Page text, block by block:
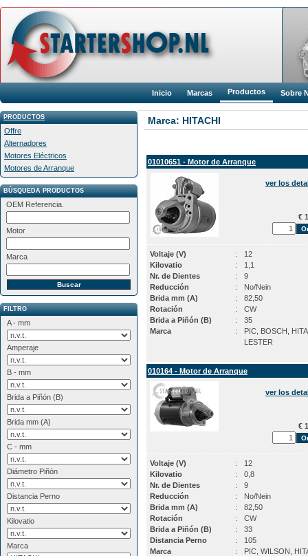
Inicio Marcas Productos Sobre
PRODUCTOS
Offre
Alternadores
Motores Eléctricos
Motores de Arranque
BÚSQUEDA PRODUCTOS
OEM Referencia.
Motor
Marca
FILTRO
A - mm
Amperaje
B - mm
Brida a Piñón (B)
Brida mm (A)
C - mm
Diámetro Piñón
Distancia Perno
Kilovatio
Marca
Marca: HITACHI
01010651 - Motor de Arranque
ver los
€
Voltaje (V) :
12
Kilovatio
:
1,1
Nr. de Dientes
:
9
Reducción
:
No/Nein
Brida mm (A)
:
82,50
Rotación
:
CW
Brida a Piñón (B)
:
35
Marca
:
PIC, BOSCH,
LESTER
010164 - Motor de Arranque
ver los
€
Voltaje (V) :
12
Kilovatio
:
0,8
Nr. de Dientes
:
9
Reducción
:
No/Nein
Brida mm (A)
:
82,50
Rotación
:
CW
Brida a Piñón (B)
:
33
Distancia Perno
:
105
Marca
:
PIC, WILSON,